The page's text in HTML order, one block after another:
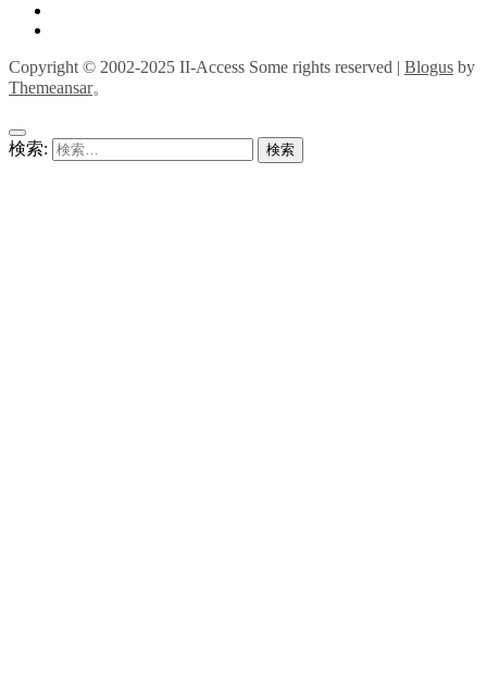
Copyright © 2002-2025 II-Access Some rights reserved | Blogus by
Themeansar。
検索: